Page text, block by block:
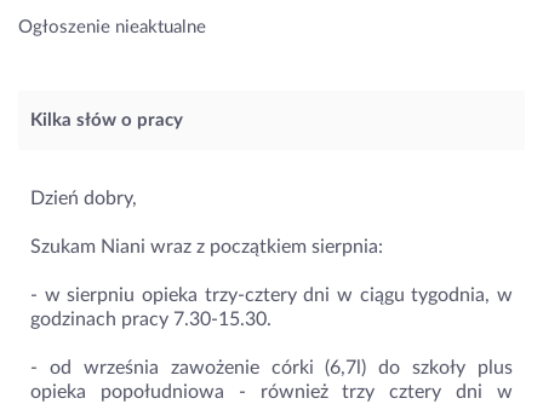
Ogłoszenie nieaktualne
Kilka słów o pracy
Dzień dobry,
Szukam Niani wraz z początkiem sierpnia:
- w sierpniu opieka trzy-cztery dni w ciągu tygodnia, w
godzinach pracy 7.30-15.30.
- od września zawożenie córki (6,7l) do szkoły plus
opieka popołudniowa - również trzy cztery dni w